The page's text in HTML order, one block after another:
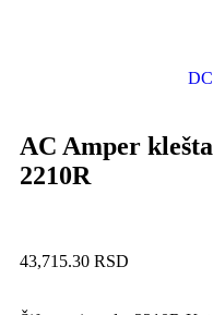
AC Amper
2210R
43,715.30 RSD